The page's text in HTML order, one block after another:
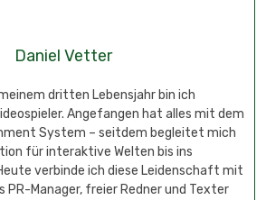
Daniel Vetter
dritten Lebensjahr bin ich
Angefangen hat alles mit dem
System – seitdem begleitet mich
für interaktive Welten bis ins
verbinde ich diese Leidenschaft mit
PR-Manager, freier Redner und Texter